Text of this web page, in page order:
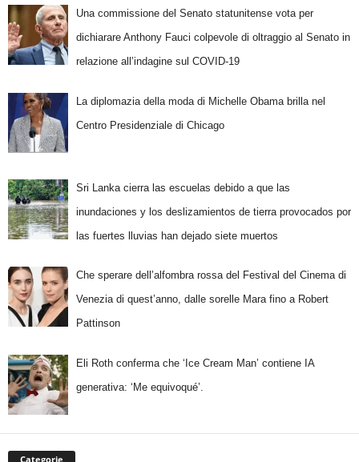
Una commissione del Senato statunitense vota per
dichiarare Anthony Fauci colpevole di oltraggio al Senato in
relazione all’indagine sul COVID-19
La diplomazia della moda di Michelle Obama brilla nel
Centro Presidenziale di Chicago
Sri Lanka cierra las escuelas debido a que las
inundaciones y los deslizamientos de tierra provocados por
las fuertes lluvias han dejado siete muertos
Che sperare dell’alfombra rossa del Festival del Cinema di
Venezia di quest’anno, dalle sorelle Mara fino a Robert
Pattinson
Eli Roth conferma che ‘Ice Cream Man’ contiene IA
generativa: ‘Me equivoqué’.
Categorie